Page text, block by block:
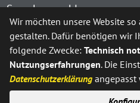
Sprachauswahl
Möchten Sie vonGoogle
Wir möchten unsere Website
gestalten. Dafür benötigen wir
folgende Zwecke:Technisch
Nutzungserfahrungen. Die
Datenschutzerklärung angepasst